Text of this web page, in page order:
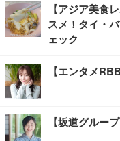
【アジア美食
スメ！タイ・
ェック
【エンタメ
【坂道グルー